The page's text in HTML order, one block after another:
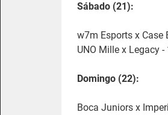
Sábado (21):
w7m Esports x Case
UNO Mille x Legacy -
Domingo (22):
Boca Juniors x